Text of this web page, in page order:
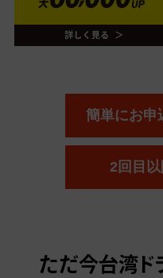
簡単にお申
2回目
ただ今台湾ド